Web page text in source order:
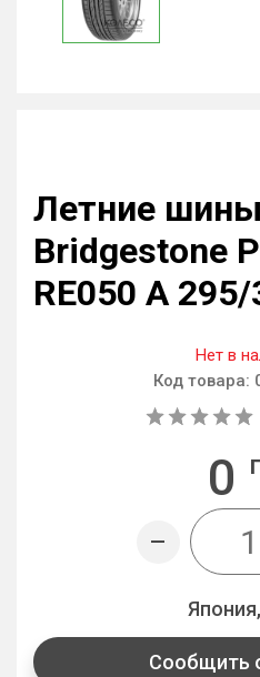
Летние шины
Bridgestone
RE050 A
Нет в
Код товара:
0
Сообщить